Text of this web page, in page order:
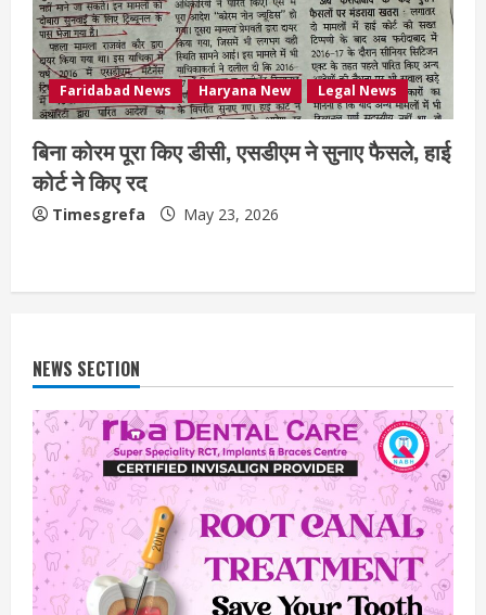
Faridabad News Haryana New Legal News
बिना कोरम पूरा किए डीसी, एसडीएम ने सुनाए फैसले, हाई
कोर्ट ने किए रद
Timesgrefa May 23, 2026
NEWS SECTION